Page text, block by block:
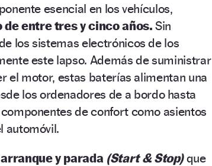
esencial en los vehículos,
entre tres y cinco años. Sin
los sistemas electrónicos de los
este lapso. Además de suministrar
el motor, estas baterías alimentan una
los ordenadores de a bordo hasta
de confort como asientos
automóvil.
y parada (Start & Stop)que